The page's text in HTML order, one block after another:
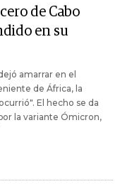
de Cabo
en su
amarrar en el
de África, la
El hecho se da
la variante Ómicron,